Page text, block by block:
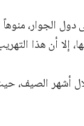
دول الجوار،
إلا أن هذا
أشهر